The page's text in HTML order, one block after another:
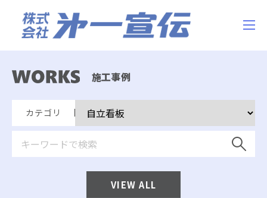
施工事例
カテゴリ
VIEW ALL